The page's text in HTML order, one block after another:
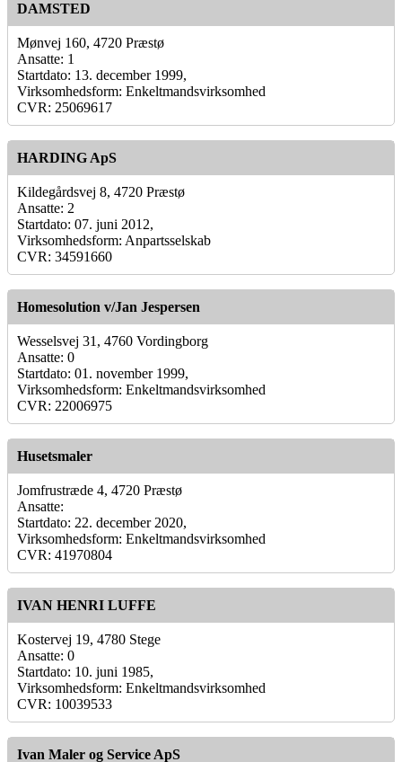
DAMSTED
Mønvej 160, 4720 Præstø
Ansatte: 1
Startdato: 13. december 1999,
Virksomhedsform: Enkeltmandsvirksomhed
CVR: 25069617
HARDING ApS
Kildegårdsvej 8, 4720 Præstø
Ansatte: 2
Startdato: 07. juni 2012,
Virksomhedsform: Anpartsselskab
CVR: 34591660
Homesolution v/Jan Jespersen
Wesselsvej 31, 4760 Vordingborg
Ansatte: 0
Startdato: 01. november 1999,
Virksomhedsform: Enkeltmandsvirksomhed
CVR: 22006975
Husetsmaler
Jomfrustræde 4, 4720 Præstø
Ansatte:
Startdato: 22. december 2020,
Virksomhedsform: Enkeltmandsvirksomhed
CVR: 41970804
IVAN HENRI LUFFE
Kostervej 19, 4780 Stege
Ansatte: 0
Startdato: 10. juni 1985,
Virksomhedsform: Enkeltmandsvirksomhed
CVR: 10039533
Ivan Maler og Service ApS